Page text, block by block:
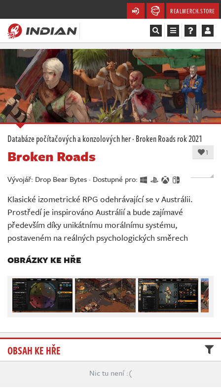
REALMERCH.STORE
Magazín
Recenze
Videa
Soutěže
Databáze
Komunita
Redakce
Živě
Databáze počítačových a konzolových her·Broken Roadsrok 2021
1
Broken Roads
Vývojář: Drop Bear Bytes · Dostupné pro:
Klasické izometrické RPG odehrávající se v Austrálii.
Prostředí je inspirováno Austrálií a bude zajímavé
především díky unikátnímu morálnímu systému,
postaveném na reálných psychologických směrech
OBRÁZKY KE HŘE
OBSAH KE HŘE
Nic tu není :(